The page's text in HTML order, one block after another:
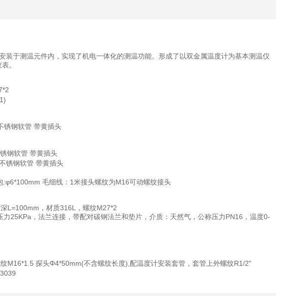
于测温元件内，实现了机电一体化的测温功能。形成了以双金属温度计为基本测温仪
。
钢软管 带黄插头
钢软管 带黄插头
锈钢软管 带黄插头
毛细线：1米接头螺纹为M16可动螺纹接头
L=100mm，材质316L，螺纹M27*2
25KPa，法兰连接，带配对碳钢法兰和垫片，介质：天然气，公称压力PN16，温度0-
M16*1.5 探头Φ4*50mm(不含螺纹长度),配温度计安装套管，套管上外螺纹R1/2"